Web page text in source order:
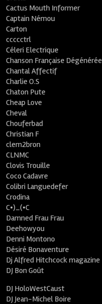
Cactus Mouth Informer
Captain Némou
Carton
ccccctrl
Céleri Electrique
Chanson Française Dégénérée
Chantal Affectif
Charlie O.S
Chaton Pute
Cheap Love
Cheval
Chouferbad
Christian F
clem2bron
CLNMC
Clovis Trouille
Coco Cadavre
Colibri Languedefer
Crodina
C•)_(•C
Damned Frau Frau
Deehowyou
Denni Montono
Désiré Bonaventure
Dj Alfred Hitchcock magazine
DJ Bon Goût
DJ HoloWestCaust
DJ Jean-Michel Boire